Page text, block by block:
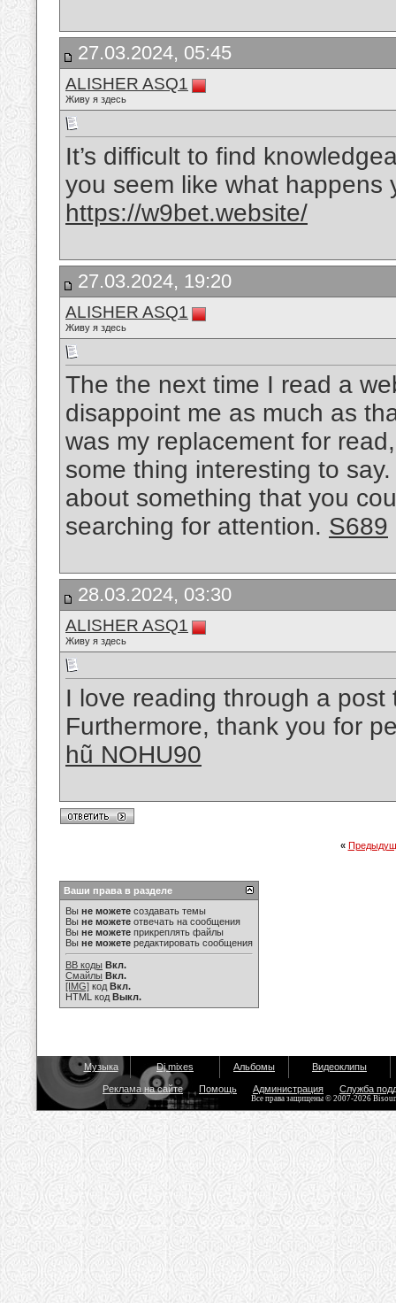
27.03.2024, 05:45
ALISHER ASQ1
Живу я здесь
It’s difficult to find
you seem like what happens
https://w9bet.website/
27.03.2024, 19:20
ALISHER ASQ1
Живу я здесь
The the next time I read a
disappoint me as much as
was my replacement for
some thing interesting to
about something that you
searching for attention. S689
28.03.2024, 03:30
ALISHER ASQ1
Живу я здесь
I love reading through a
Furthermore, thank you for
hũ NOHU90
«
Ваши права в разделе
Вы не можете создавать темы
Вы не можете отвечать на сообщения
Вы не можете прикреплять файлы
Вы не можете редактировать сообщения
BB коды Вкл.
Смайлы Вкл.
[IMG] код Вкл.
HTML код Выкл.
Музыка Dj mixes Альбомы Видеоклипы
Реклама на сайте Помощь Администрация Служба
Все права защищены © 2007-2026